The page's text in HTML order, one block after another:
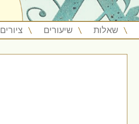
שאלות שיעורים ציורים